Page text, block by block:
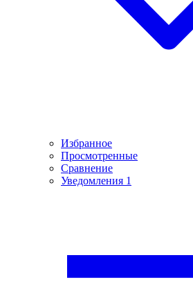
Избранное
Просмотренные
Сравнение
Уведомления 1